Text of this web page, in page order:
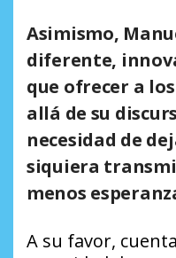
Asimismo,
diferente,
que ofrecer a
allá de su
necesidad de
siquiera
menos
A su favor,